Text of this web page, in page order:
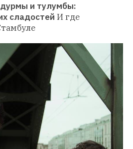
и тулумбы:
сладостей И где